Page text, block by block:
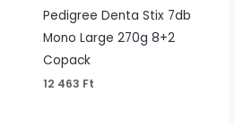
Pedigree Denta Stix 7db
Mono Large 270g 8+2
Copack
12 463 Ft